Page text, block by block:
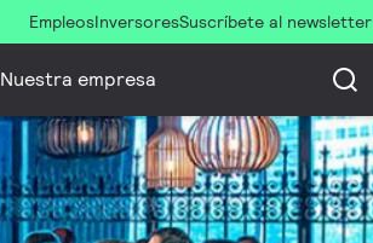
EmpleosInversoresSuscríbete al newsletter
Nuestra empresa